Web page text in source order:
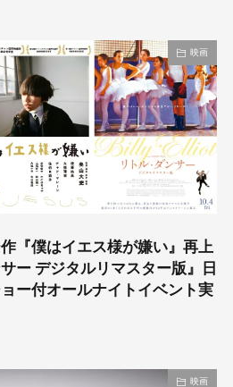
映画
『僕はイエス様が嫌い』再上
ー デジタルリマスター版』日
ー付オールナイトイベント実
映画